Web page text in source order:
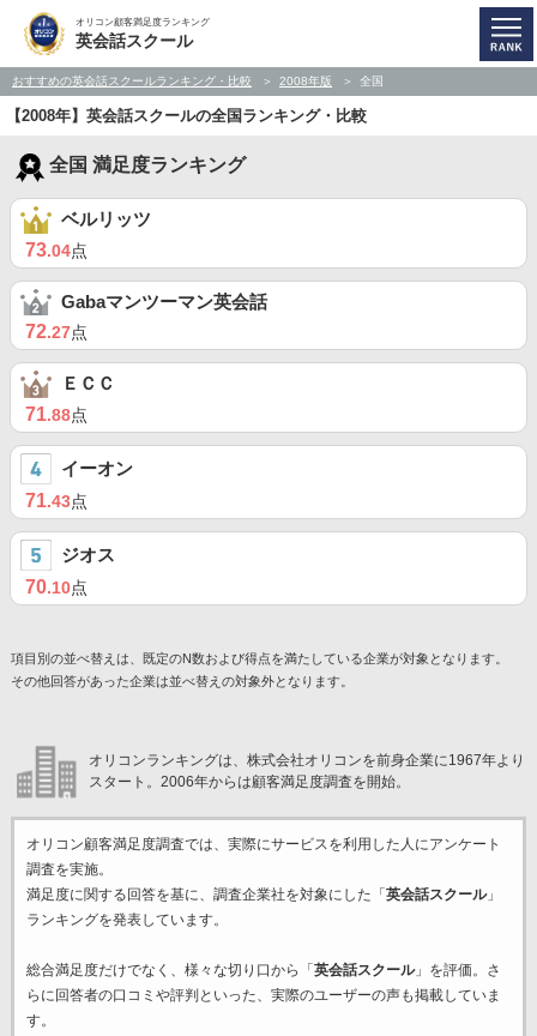
オリコン顧客満足度ランキング
英会話スクール
おすすめの英会話スクールランキング・比較 2008年版 全国
【2008年】英会話スクールの全国ランキング・比較
全国 満足度ランキング
ベルリッツ
73.04点
Gabaマンツーマン英会話
72.27点
ＥＣＣ
71.88点
イーオン
71.43点
ジオス
70.10点
項目別の並べ替えは、既定のN数および得点を満たしている企業が対象となります。
その他回答があった企業は並べ替えの対象外となります。
オリコンランキングは、株式会社オリコンを前身企業に1967年より
スタート。2006年からは顧客満足度調査を開始。
オリコン顧客満足度調査では、実際にサービスを利用した 人にアンケート
調査を実施。
満足度に関する回答を基に、調査企業社を対象にした「 英会話スクール」
ランキングを発表しています。
総合満足度だけでなく、様々な切り口から「 英会話スクール」を評価。さ
らに回答者の口コミや評判といった、実際のユーザーの声も掲載していま
す。